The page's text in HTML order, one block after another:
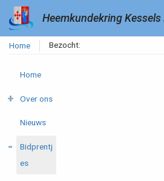
Heemkundekring Kessels
Home Bezocht:
Home
Over ons
Nieuws
Bidprentj
es